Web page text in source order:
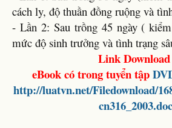
cách ly, độ thuần đồng ruộng và
- Lần 2: Sau trồng 45 ngày (
mức độ sinh trưởng và tình trạng
Link Download
eBook có trong tuyển tập
http://luatvn.net/Filedownload/
cn316_2003.doc